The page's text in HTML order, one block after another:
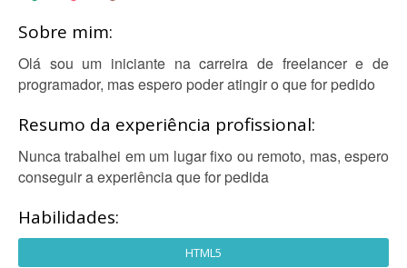
Sobre mim:
Olá sou um iniciante na carreira de freelancer e de
programador, mas espero poder atingir o que for pedido
Resumo da experiência profissional:
Nunca trabalhei em um lugar fixo ou remoto, mas, espero
conseguir a experiência que for pedida
Habilidades:
HTML5